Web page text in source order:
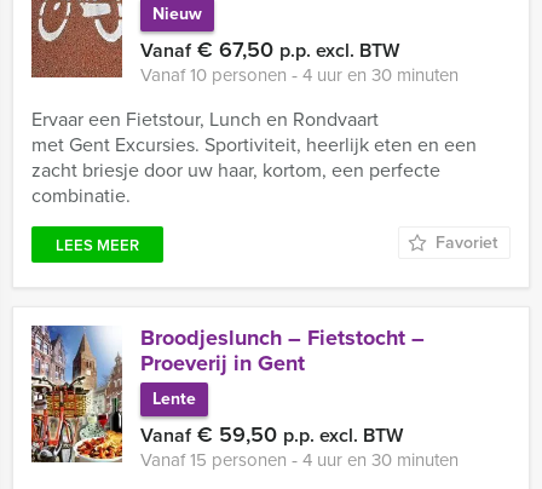
Nieuw
Vanaf€ 67,50 p.p. excl. BTW
Vanaf 10 personen ‐ 4 uur en 30 minuten
Ervaar een Fietstour, Lunch en Rondvaart
met Gent Excursies. Sportiviteit, heerlijk eten en een
zacht briesje door uw haar, kortom, een perfecte
combinatie.
LEES MEER Favoriet
Broodjeslunch – Fietstocht –
Proeverij in Gent
Lente
Vanaf€ 59,50 p.p. excl. BTW
Vanaf 15 personen ‐ 4 uur en 30 minuten